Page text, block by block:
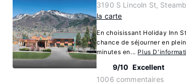
3190 S Lincoln St,
la carte
En choisissant Holiday Inn
chance de séjourner en
minutes en... Plus
9/10 Excellent
1006 commentaires